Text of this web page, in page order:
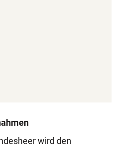
wird den